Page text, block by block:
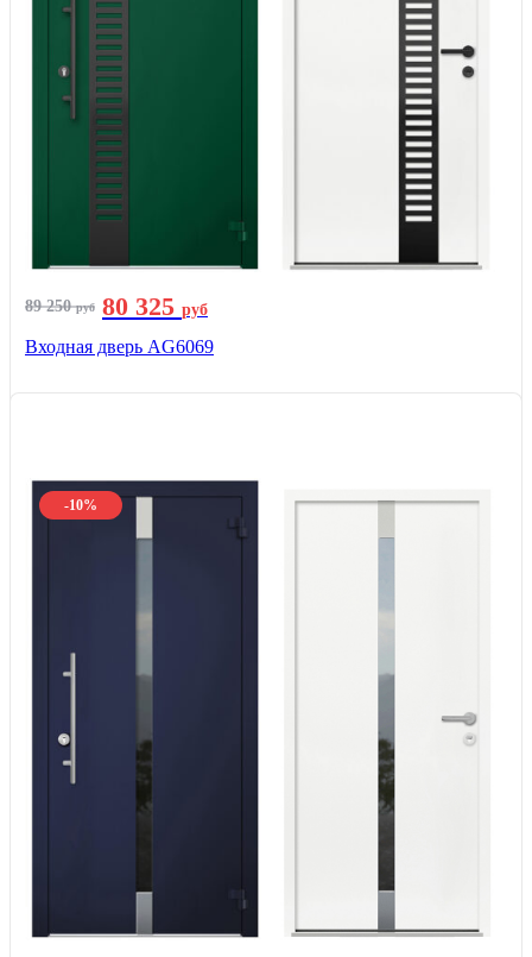
89 250руб 80 325 руб
Входная дверь AG6069
-10%